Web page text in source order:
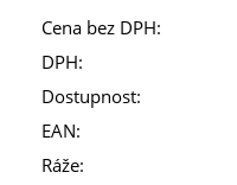
Cena bez DPH:
DPH:
Dostupnost:
EAN:
Ráže: